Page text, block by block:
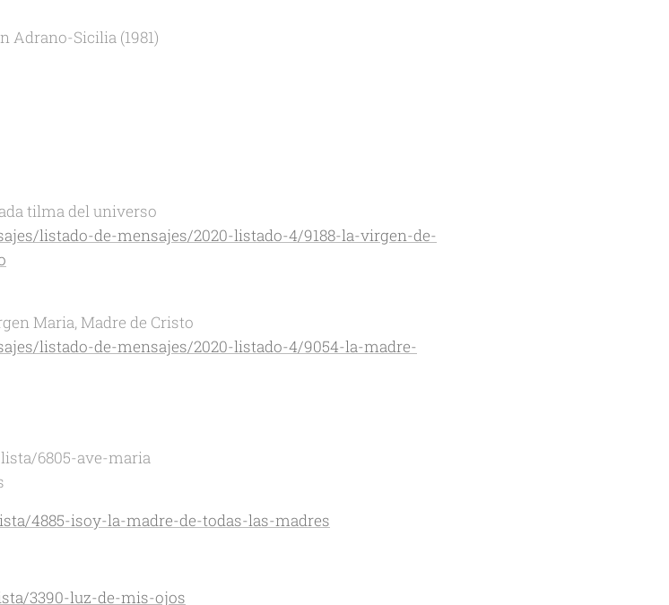
Adrano-Sicilia (1981)
tilma del universo
listado-de-mensajes/2020-listado-4/9188-la-virgen-de-
Maria, Madre de Cristo
listado-de-mensajes/2020-listado-4/9054-la-madre-
6805-ave-maria
4885-isoy-la-madre-de-todas-las-madres
3390-luz-de-mis-ojos